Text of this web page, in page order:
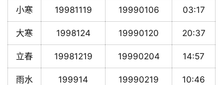
小寒 19981119 19990106 03:17
大寒 1998124 19990120 20:37
立春 19981219 19990204 14:57
雨水 199914 19990219 10:46